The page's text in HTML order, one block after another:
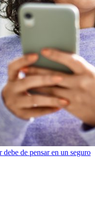
de pensar en un seguro